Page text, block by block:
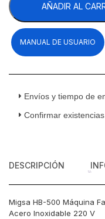
Máquina
Fabricadora
Hielo
En
Cubos
Acero
220
AÑADIR AL
MANUAL DE USUARIO
Envíos y tiempo de
Confirmar existencias
DESCRIPCIÓN
Migsa HB-500 Máquina
Acero Inoxidable 220 V